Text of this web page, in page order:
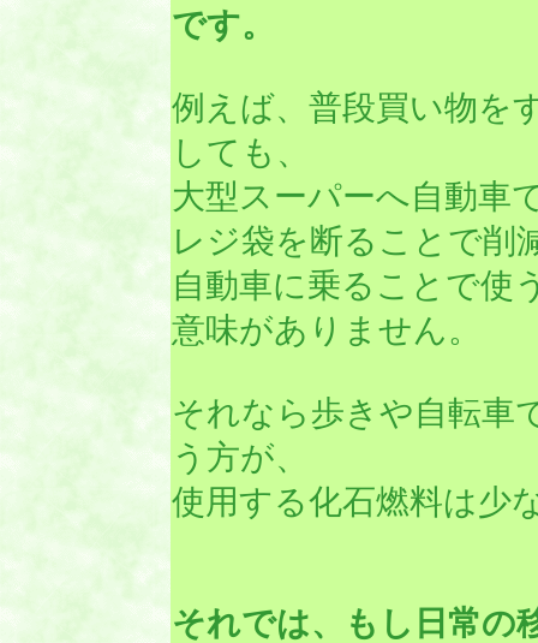
です。
例えば、普段買い物を
しても、
大型スーパーへ自動車
レジ袋を断ることで削
自動車に乗ることで使
意味がありません。
それなら歩きや自転車
う方が、
使用する化石燃料は少
それでは、もし日常の